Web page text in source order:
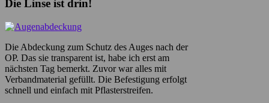
Die Linse ist drin!
Die Abdeckung zum Schutz des Auges nach der
OP. Das sie transparent ist, habe ich erst am
nächsten Tag bemerkt. Zuvor war alles mit
Verbandmaterial gefüllt. Die Befestigung erfolgt
schnell und einfach mit Pflasterstreifen.